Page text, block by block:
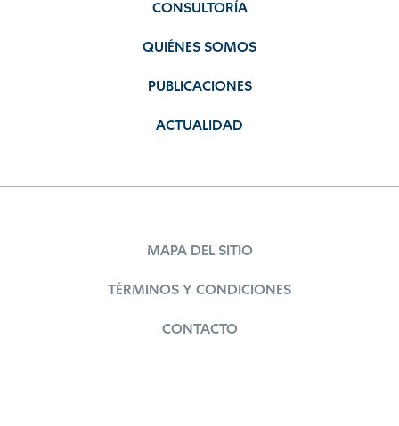
CONSULTORÍA
QUIÉNES SOMOS
PUBLICACIONES
ACTUALIDAD
MAPA DEL SITIO
TÉRMINOS Y CONDICIONES
CONTACTO